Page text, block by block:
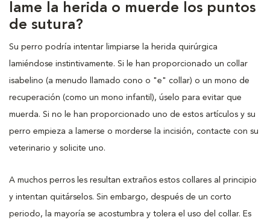
lame la herida o muerde los puntos
de sutura?
Su perro podría intentar limpiarse la herida quirúrgica
lamiéndose instintivamente. Si le han proporcionado un collar
isabelino (a menudo llamado cono o "e" collar) o un mono de
recuperación (como un mono infantil), úselo para evitar que
muerda. Si no le han proporcionado uno de estos artículos y su
perro empieza a lamerse o morderse la incisión, contacte con su
veterinario y solicite uno.
A muchos perros les resultan extraños estos collares al principio
y intentan quitárselos. Sin embargo, después de un corto
periodo, la mayoría se acostumbra y tolera el uso del collar. Es